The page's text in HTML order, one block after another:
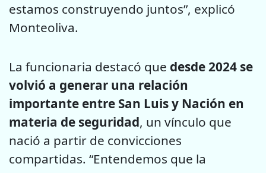
estamos construyendo juntos”, explicó
Monteoliva.
La funcionaria destacó que desde 2024 se
volvió a generar una relación
importante entre San Luis y Nación en
materia de seguridad, un vínculo que
nació a partir de convicciones
compartidas. “Entendemos que la